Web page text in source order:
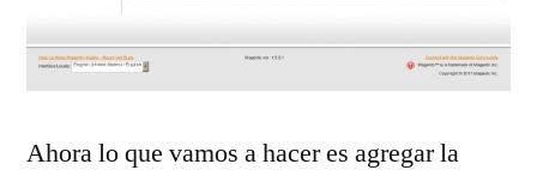
Ahora lo que vamos a hacer es agregar la